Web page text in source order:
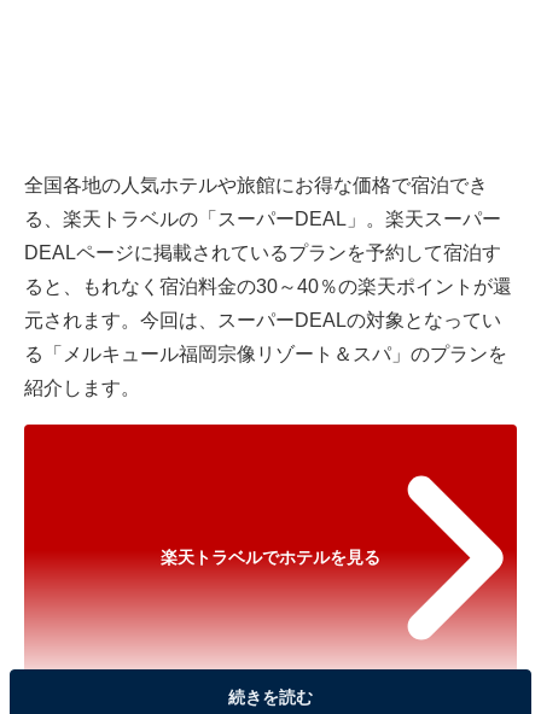
全国各地の人気ホテルや旅館にお得な価格で宿泊でき
る、楽天トラベルの「スーパーDEAL」。楽天スーパー
DEALページに掲載されているプランを予約して宿泊す
ると、もれなく宿泊料金の30～40％の楽天ポイントが還
元されます。今回は、スーパーDEALの対象となってい
る「メルキュール福岡宗像リゾート＆スパ」のプランを
紹介します。
楽天トラベルでホテルを見る
続きを読む